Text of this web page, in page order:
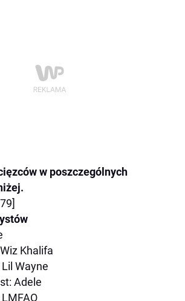
w poszczególnych
Khalifa
Wayne
Adele